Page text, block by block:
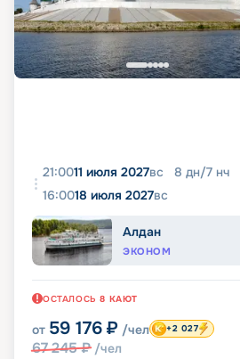
21:0011 июля 2027вс 8 дн/7 нч
16:0018 июля 2027вс
Алдан
ЭКОНОМ
ОСТАЛОСЬ 8 КАЮТ
от 59 176 ₽ /чел
67 245₽ /чел
+2 027